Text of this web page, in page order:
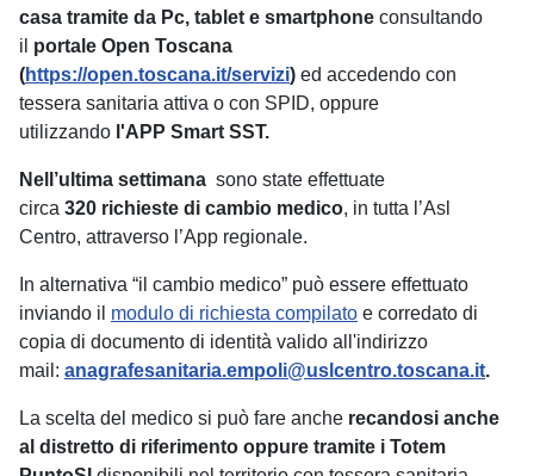
casa tramite da Pc, tablet e smartphone consultando
il portale Open Toscana
(https://open.toscana.it/servizi) ed accedendo con
tessera sanitaria attiva o con SPID, oppure
utilizzando l'APP Smart SST.
Nell’ultima settimana sono state effettuate
circa 320 richieste di cambio medico, in tutta l’Asl
Centro, attraverso l’App regionale.
In alternativa “il cambio medico” può essere effettuato
inviando il modulo di richiesta compilato e corredato di
copia di documento di identità valido all'indirizzo
mail: anagrafesanitaria.empoli@uslcentro.toscana.it.
La scelta del medico si può fare anche recandosi anche
al distretto di riferimento oppure tramite i Totem